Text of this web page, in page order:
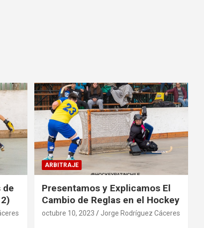
de
ARBITRAJE
Presentamos y Explicamos El
Cambio de Reglas en el Hockey
octubre 10, 2023 Jorge Rodríguez Cáceres